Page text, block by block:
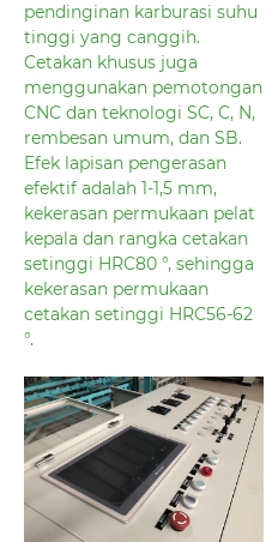
pendinginan karburasi suhu
tinggi yang canggih.
Cetakan khusus juga
menggunakan pemotongan
CNC dan teknologi SC, C, N,
rembesan umum, dan SB.
Efek lapisan pengerasan
efektif adalah 1-1,5 mm,
kekerasan permukaan pelat
kepala dan rangka cetakan
setinggi HRC80 °, sehingga
kekerasan permukaan
cetakan setinggi HRC56-62
°.